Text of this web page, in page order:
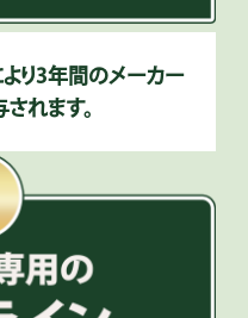
り3年間のメーカー
れます。